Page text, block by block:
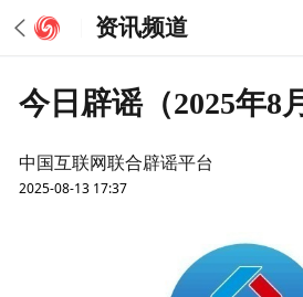
资讯频道
今日辟谣（2025年8
中国互联网联合辟谣平台
2025-08-13 17:37